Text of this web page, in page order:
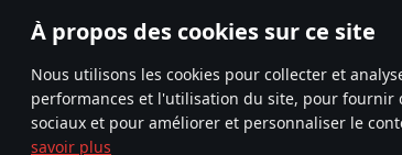
À propos des cookies sur ce site
Nous utilisons les cookies pour collecter et
performances et l'utilisation du site, pour fournir
sociaux et pour améliorer et personnaliser le
savoir plus
La représentation d’une arme ou d’un véhicule
© 2011—2026 Gaijin Games Kft. All trademarks,
Termes et conditions